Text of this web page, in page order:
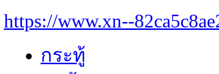
https://www.xn--
กระทู้